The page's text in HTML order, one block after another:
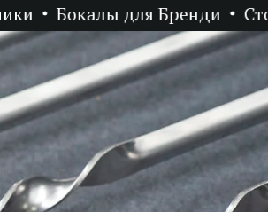
Бокалы для Бренди